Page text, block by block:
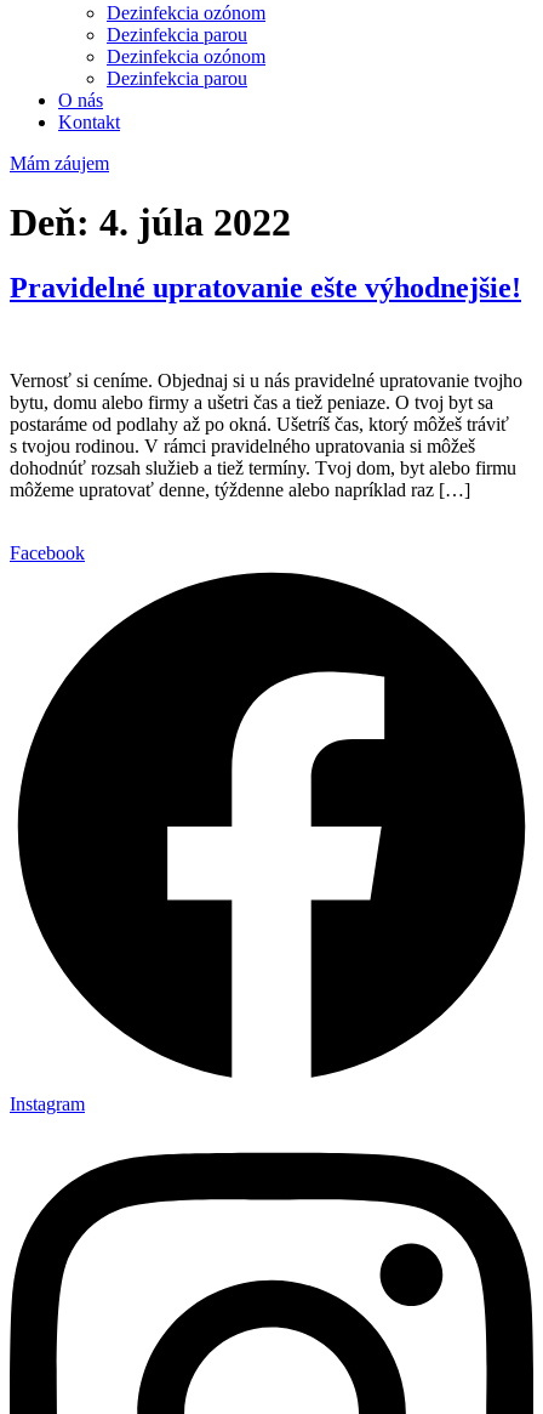
Dezinfekcia ozónom
Dezinfekcia parou
Dezinfekcia ozónom
Dezinfekcia parou
O nás
Kontakt
Mám záujem
Deň: 4. júla 2022
Pravidelné upratovanie ešte výhodnejšie!
Vernosť si ceníme. Objednaj si u nás pravidelné upratovanie tvojho
bytu, domu alebo firmy a ušetri čas a tiež peniaze. O tvoj byt sa
postaráme od podlahy až po okná. Ušetríš čas, ktorý môžeš tráviť
s tvojou rodinou. V rámci pravidelného upratovania si môžeš
dohodnúť rozsah služieb a tiež termíny. Tvoj dom, byt alebo firmu
môžeme upratovať denne, týždenne alebo napríklad raz […]
Facebook
Instagram